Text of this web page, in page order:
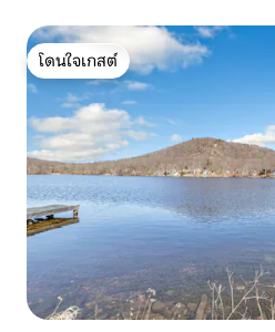
โดนใจเกสต์
โดนใจเกสต์